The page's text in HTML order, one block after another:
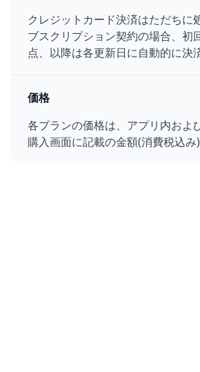
クレジットカード決済はただちに
ブスクリプション契約の場合、初
点、以降は各更新日に自動的に決
価格
各プランの価格は、アプリ内およ
購入画面に記載の金額(消費税込み)